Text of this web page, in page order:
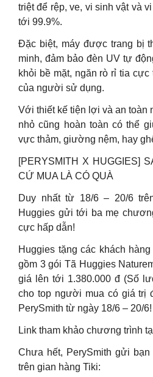
triệt để rệp, ve, vi sinh vật và
tới 99.9%.
Đặc biệt, máy được trang bị
minh, đảm bảo đèn UV tự
khỏi bề mặt, ngăn rò rỉ tia
của người sử dụng.
Với thiết kế tiện lợi và an toàn
nhỏ cũng hoàn toàn có thể
vực thảm, giường nệm, hay
[PERYSMITH X HUGGIES]
CỨ MUA LÀ CÓ QUÀ
Duy nhất từ 18/6 – 20/6
Huggies gửi tới ba mẹ
cực hấp dẫn!
Huggies tặng các khách
gồm 3 gói Tã Huggies
giá lên tới 1.380.000 đ (Số
cho top người mua có giá trị
PerySmith từ ngày 18/6 – 20/
Link tham khảo chương trình
Chưa hết, PerySmith gửi
trên gian hàng Tiki: